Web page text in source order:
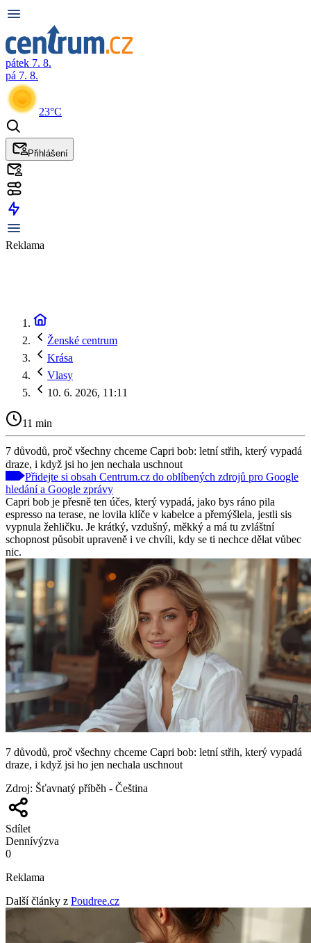
pátek 7. 8.
pá 7. 8.
23°C
Přihlášení
Reklama
Ženské centrum
Krása
Vlasy
10. 6. 2026, 11:11
11 min
7 důvodů, proč všechny chceme Capri bob: letní střih, který vypadá
draze, i když jsi ho jen nechala uschnout
Přidejte si obsah Centrum.cz do oblíbených zdrojů pro Google
hledání a Google zprávy
Capri bob je přesně ten účes, který vypadá, jako bys ráno pila
espresso na terase, ne lovila klíče v kabelce a přemýšlela, jestli sis
vypnula žehličku. Je krátký, vzdušný, měkký a má tu zvláštní
schopnost působit upraveně i ve chvíli, kdy se ti nechce dělat vůbec
nic.
7 důvodů, proč všechny chceme Capri bob: letní střih, který vypadá
draze, i když jsi ho jen nechala uschnout
Zdroj: Šťavnatý příběh - Čeština
Sdílet
Dennívýzva
0
Reklama
Další články z Poudree.cz